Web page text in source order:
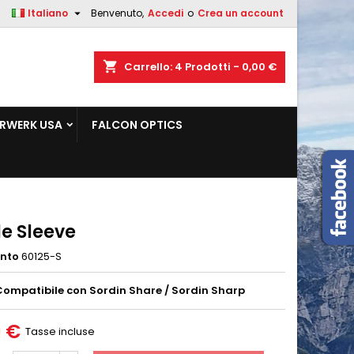
Benvenuto, Accedi o Crea un account
Italiano 
shopping_cart Carrello: 4 Prodotti - 0,00 €
USA FALCON OPTICS
Sleeve
60125-S
con Sordin Share / Sordin Sharp
€ Tasse incluse